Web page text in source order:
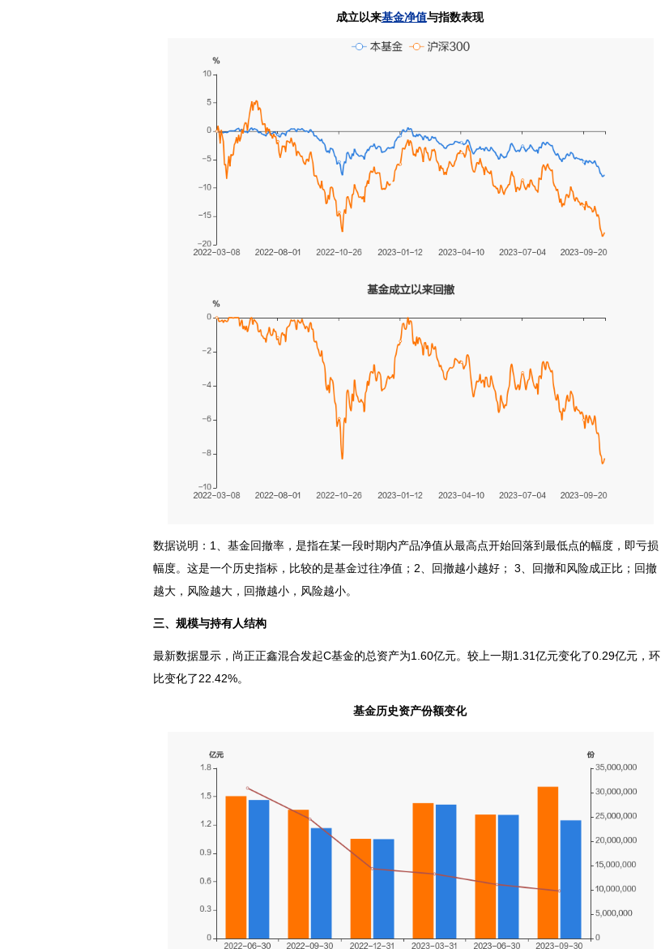
成立以来基金净值与指数表现
数据说明：1、基金回撤率，是指在某一段时期内产品净值从最高点开始回落到最低点的幅度，即亏损
幅度。这是一个历史指标，比较的是基金过往净值；2、回撤越小越好； 3、回撤和风险成正比；回撤
越大，风险越大，回撤越小，风险越小。
三、规模与持有人结构
最新数据显示，尚正正鑫混合发起C基金的总资产为1.60亿元。较上一期1.31亿元变化了0.29亿元，环
比变化了22.42%。
基金历史资产份额变化